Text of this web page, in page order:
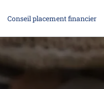
Conseil placement financier